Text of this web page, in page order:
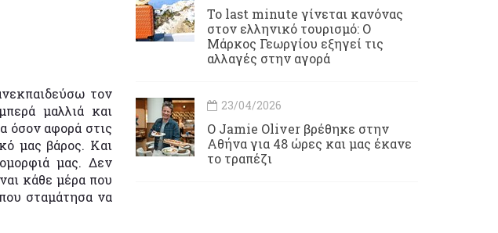
τον
μαλλιά και
όσον αφορά στις
μας βάρος. Και
μας. Δεν
κάθε μέρα που
σταμάτησα να
Το last minute γίνεται κανόνας
στον ελληνικό τουρισμό: Ο
Μάρκος Γεωργίου εξηγεί τις
αλλαγές στην αγορά
23/04/2026
Ο Jamie Oliver βρέθηκε στην
Αθήνα για 48 ώρες και μας έκανε
το τραπέζι